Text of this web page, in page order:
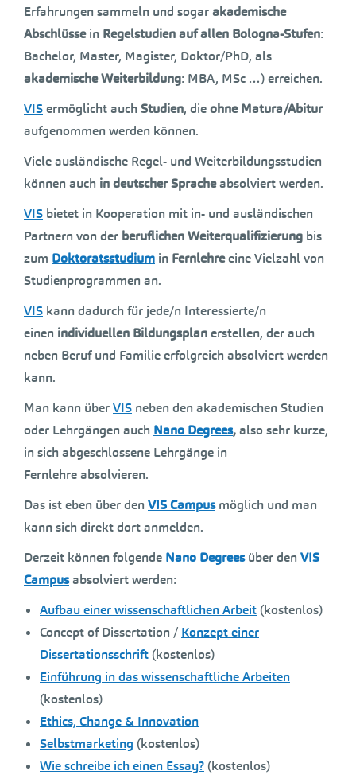
Erfahrungen sammeln und sogarakademische
Abschlüssein Regelstudienauf allen Bologna-Stufen:
Bachelor, Master, Magister, Doktor/PhD, als
akademische Weiterbildung: MBA, MSc …) erreichen.
VISermöglicht auch Studien, dieohne Matura/Abitur
aufgenommen werden können.
Viele ausländische Regel- und Weiterbildungsstudien
können auch in deutscher Spracheabsolviert werden.
VIS bietet in Kooperation mit in- und ausländischen
Partnern von der beruflichen Weiterqualifizierung bis
zum Doktoratsstudium in Fernlehreeine Vielzahl von
Studienprogrammen an.
VIS kann dadurch für jede/n Interessierte/n
einen individuellen Bildungsplanerstellen, der auch
neben Beruf und Familie erfolgreich absolviert werden
kann.
Man kann überVIS neben den akademischen Studien
oder Lehrgängen auch Nano Degrees,also sehr kurze,
in sich abgeschlossene Lehrgänge in
Fernlehre absolvieren.
Das ist eben über den VIS Campusmöglich und man
kann sich direkt dort anmelden.
Derzeit können folgende Nano Degreesüber den VIS
Campusabsolviert werden:
Aufbau einer wissenschaftlichen Arbeit (kostenlos)
Concept of Dissertation / Konzept einer
Dissertationsschrift (kostenlos)
Einführung in das wissenschaftliche Arbeiten
(kostenlos)
Ethics, Change & Innovation
Selbstmarketing (kostenlos)
Wie schreibe ich einen Essay? (kostenlos)